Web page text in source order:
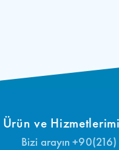
Ürün ve
Bizi arayın